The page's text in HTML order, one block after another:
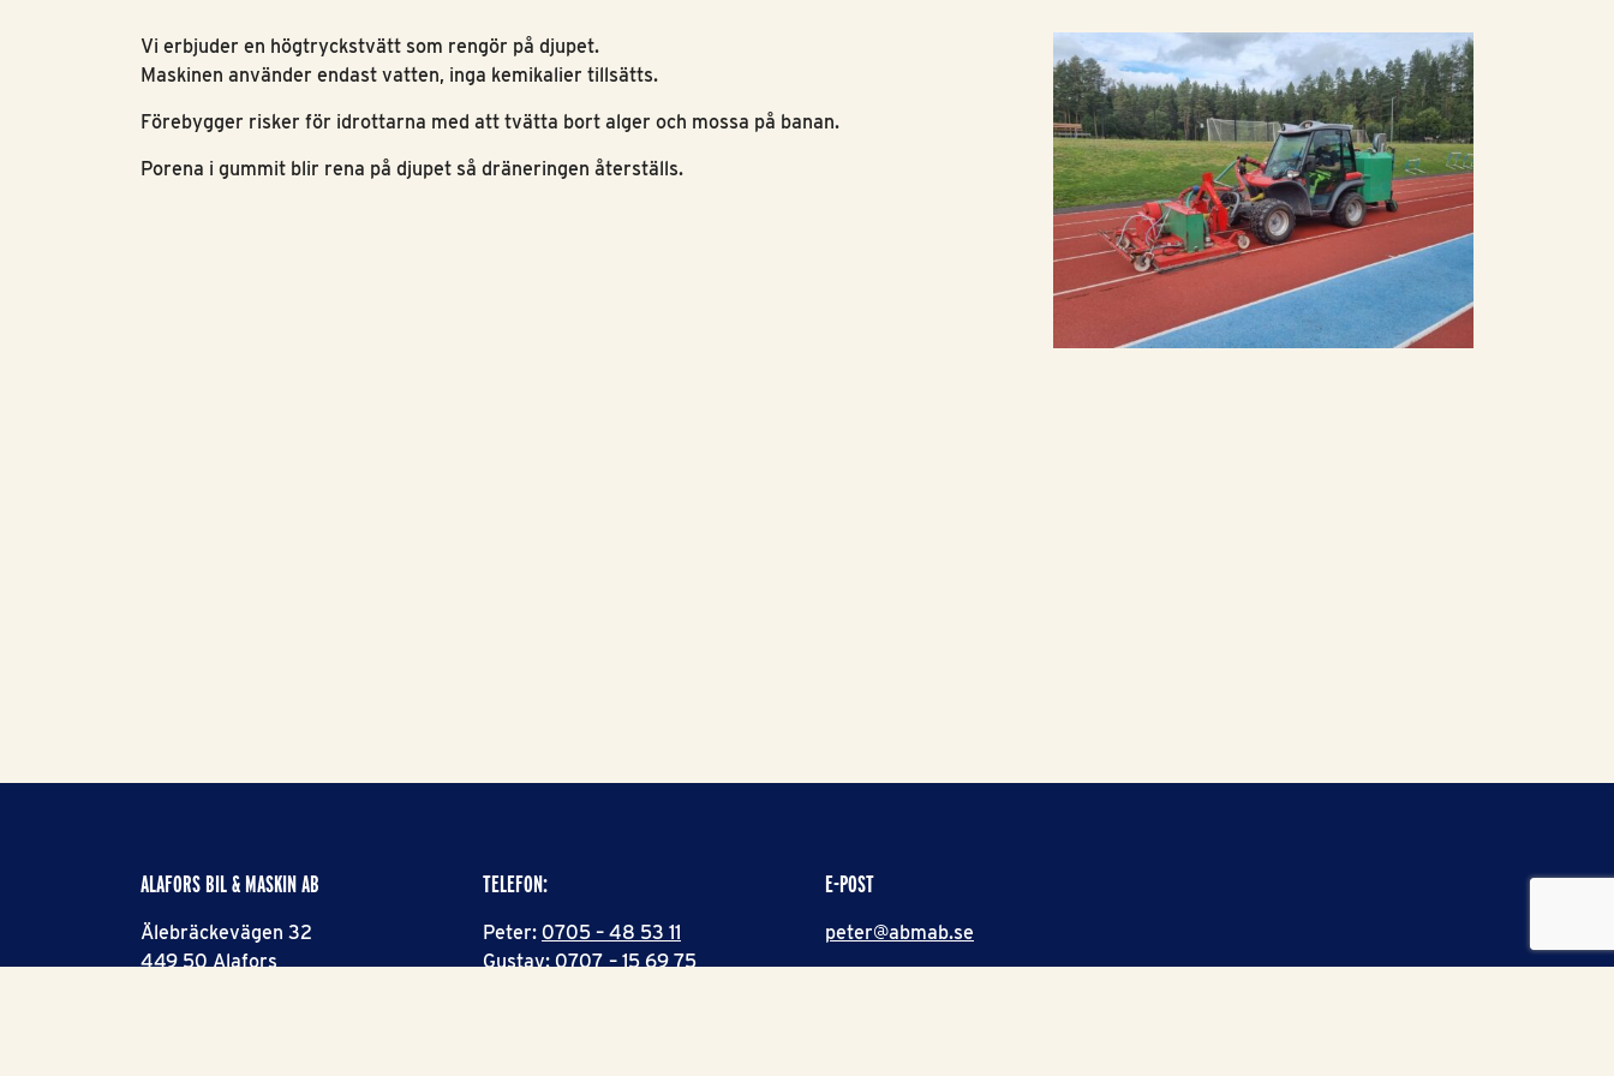
Vi erbjuder en högtryckstvätt som rengör på djupet.
Maskinen använder endast vatten, inga kemikalier tillsätts.
Förebygger risker för idrottarna med att tvätta bort alger och mossa på banan.
Porena i gummit blir rena på djupet så dräneringen återställs.
ALAFORS BIL & MASKIN AB
Älebräckevägen 32
449 50 Alafors
TELEFON:
Peter: 0705 – 48 53 11
Gustav:0707 – 15 69 75
E-POST
peter@abmab.se